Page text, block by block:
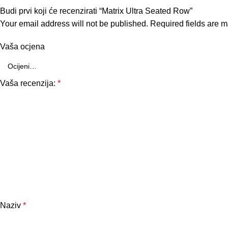
Budi prvi koji će recenzirati “Matrix Ultra Seated Row”
Your email address will not be published. Required fields are
Vaša ocjena
Vaša recenzija: *
Naziv *